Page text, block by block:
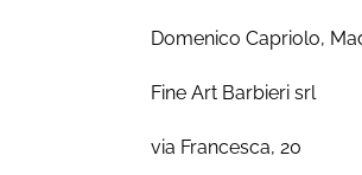
Domenico Capriolo,
Fine Art Barbieri srl
via Francesca, 20